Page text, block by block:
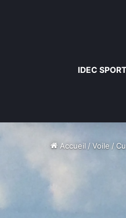
IDEC SPORT
Accueil /Voile /